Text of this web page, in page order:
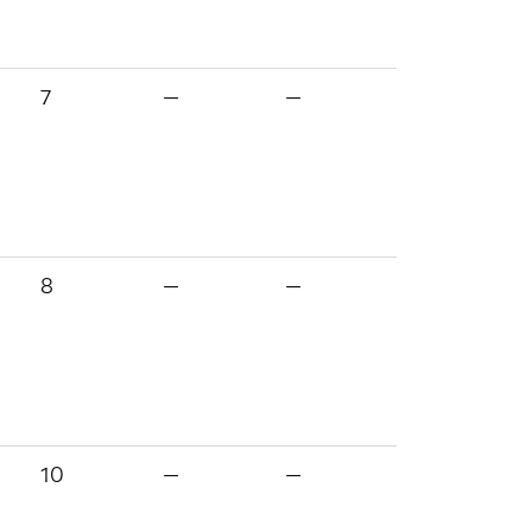
7 — —
8 — —
10 — —